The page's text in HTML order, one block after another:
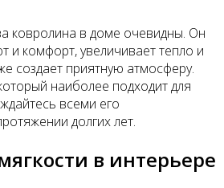
ковролина в доме очевидны. Он
и комфорт, увеличивает тепло и
создает приятную атмосферу.
наиболее подходит для
всеми его
долгих лет.
в интерьере